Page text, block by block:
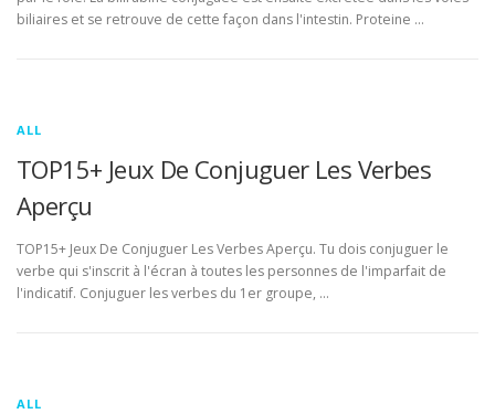
biliaires et se retrouve de cette façon dans l'intestin. Proteine …
ALL
TOP15+ Jeux De Conjuguer Les Verbes
Aperçu
TOP15+ Jeux De Conjuguer Les Verbes Aperçu. Tu dois conjuguer le
verbe qui s'inscrit à l'écran à toutes les personnes de l'imparfait de
l'indicatif. Conjuguer les verbes du 1er groupe, …
ALL